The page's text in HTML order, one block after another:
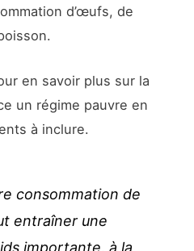
d’œufs, de
en savoir plus sur la
un régime pauvre en
à inclure.
consommation de
entraîner une
importante, à la